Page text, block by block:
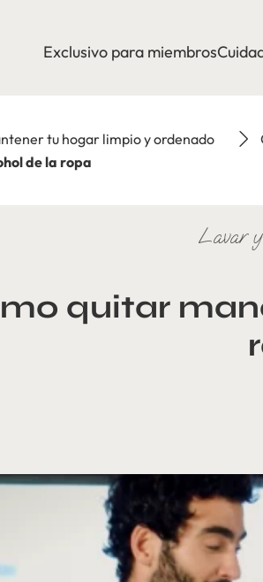
Exclusivo para miembros
tu hogar limpio y ordenado
de la ropa
Lavar
quitar